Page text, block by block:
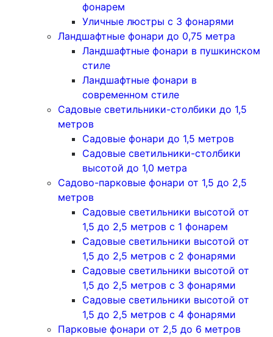
фонарем
Уличные люстры с 3 фонарями
Ландшафтные фонари до 0,75 метра
Ландшафтные фонари в пушкинском
стиле
Ландшафтные фонари в
современном стиле
Садовые светильники-столбики до 1,5
метров
Садовые фонари до 1,5 метров
Садовые светильники-столбики
высотой до 1,0 метра
Садово-парковые фонари от 1,5 до 2,5
метров
Садовые светильники высотой от
1,5 до 2,5 метров с 1 фонарем
Садовые светильники высотой от
1,5 до 2,5 метров с 2 фонарями
Садовые светильники высотой от
1,5 до 2,5 метров с 3 фонарями
Садовые светильники высотой от
1,5 до 2,5 метров с 4 фонарями
Парковые фонари от 2,5 до 6 метров